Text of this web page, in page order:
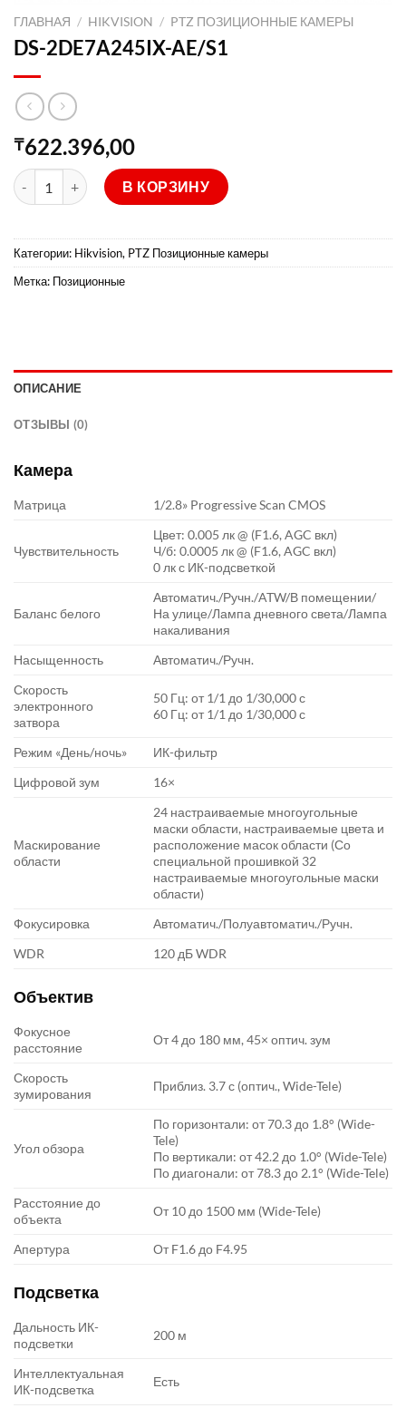
ГЛАВНАЯ / HIKVISION / PTZ ПОЗИЦИОННЫЕ КАМЕРЫ
DS-2DE7A245IX-AE/S1
₸622.396,00
Количество товара DS-2DE7A245IX-AE/S1
В КОРЗИНУ
Категории: Hikvision, PTZ Позиционные камеры
Метка: Позиционные
ОПИСАНИЕ
ОТЗЫВЫ (0)
Камера
Матрица 1/2.8» Progressive Scan CMOS
Чувствительность
Цвет: 0.005 лк @ (F1.6, AGC вкл)
Ч/б: 0.0005 лк @ (F1.6, AGC вкл)
0 лк с ИК-подсветкой
Баланс белого
Автоматич./Ручн./ATW/В помещении/
На улице/Лампа дневного света/Лампа
накаливания
Насыщенность
Автоматич./Ручн.
Скорость
электронного
затвора
50 Гц: от 1/1 до 1/30,000 с
60 Гц: от 1/1 до 1/30,000 с
Режим «День/ночь»
ИК-фильтр
Цифровой зум
16×
Маскирование
области
24 настраиваемые многоугольные
маски области, настраиваемые цвета и
расположение масок области (Со
специальной прошивкой 32
настраиваемые многоугольные маски
области)
Фокусировка
Автоматич./Полуавтоматич./Ручн.
WDR
120 дБ WDR
Объектив
Фокусное
расстояние
От 4 до 180 мм, 45× оптич. зум
Скорость
зумирования
Приблиз. 3.7 с (оптич., Wide-Tele)
Угол обзора
По горизонтали: от 70.3 до 1.8° (Wide-
Tele)
По вертикали: от 42.2 до 1.0° (Wide-Tele)
По диагонали: от 78.3 до 2.1° (Wide-Tele)
Расстояние до
объекта
От 10 до 1500 мм (Wide-Tele)
Апертура От F1.6 до F4.95
Подсветка
Дальность ИК-
подсветки
200 м
Интеллектуальная
ИК-подсветка
Есть